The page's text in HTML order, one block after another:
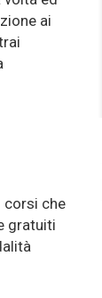
ai
corsi che
gratuiti